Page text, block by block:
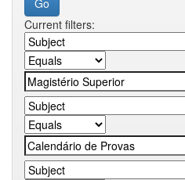
Current filters: